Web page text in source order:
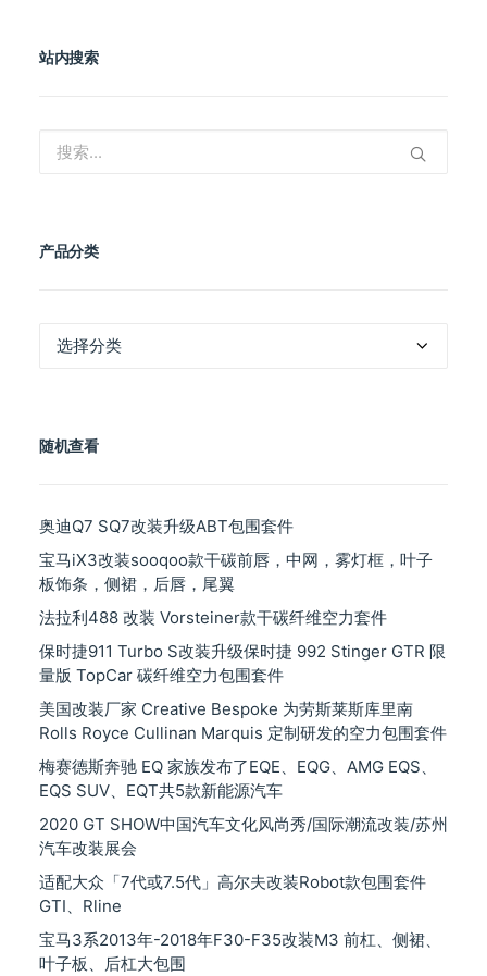
站内搜索
产品分类
随机查看
奥迪Q7 SQ7改装升级ABT包围套件
宝马iX3改装sooqoo款干碳前唇，中网，雾灯框，叶子
板饰条，侧裙，后唇，尾翼
法拉利488 改装 Vorsteiner款干碳纤维空力套件
保时捷911 Turbo S改装升级保时捷 992 Stinger GTR 限
量版 TopCar 碳纤维空力包围套件
美国改装厂家 Creative Bespoke 为劳斯莱斯库里南
Rolls Royce Cullinan Marquis 定制研发的空力包围套件
梅赛德斯奔驰 EQ 家族发布了EQE、EQG、AMG EQS、
EQS SUV、EQT共5款新能源汽车
2020 GT SHOW中国汽车文化风尚秀/国际潮流改装/苏州
汽车改装展会
适配大众「7代或7.5代」高尔夫改装Robot款包围套件
GTI、Rline
宝马3系2013年-2018年F30-F35改装M3 前杠、侧裙、
叶子板、后杠大包围